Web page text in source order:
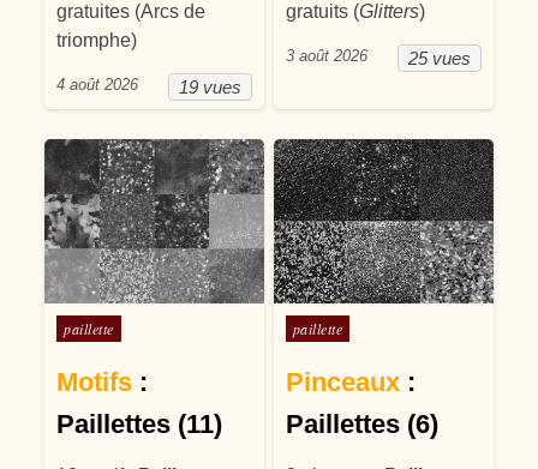
gratuites (Arcs de
triomphe)
19 vues
4 août 2026
gratuits (Glitters)
25 vues
3 août 2026
Posté dans
paillette
Motifs :
Paillettes (11)
Posté dans
paillette
Pinceaux:
Paillettes (6)